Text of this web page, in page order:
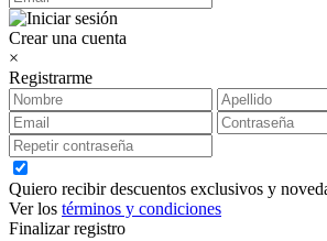
Crear una cuenta
×
Registrarme
Quiero recibir descuentos exclusivos y
Ver los términos y condiciones
Finalizar registro